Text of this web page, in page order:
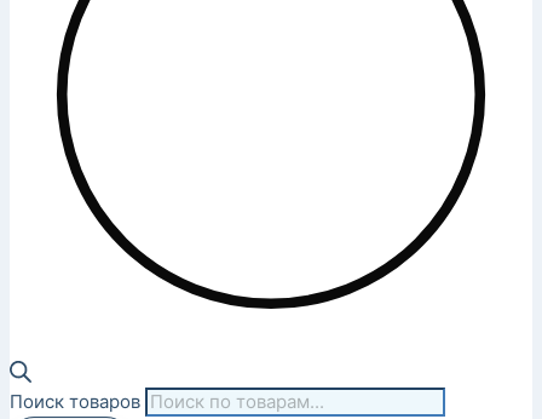
Поиск товаров